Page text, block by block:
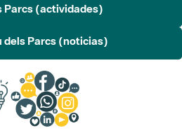
Parcs (actividades)
dels Parcs (noticias)